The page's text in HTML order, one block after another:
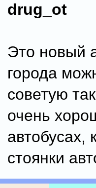
drug_ot
Это новый
города
советую
очень
автобусах,
стоянки